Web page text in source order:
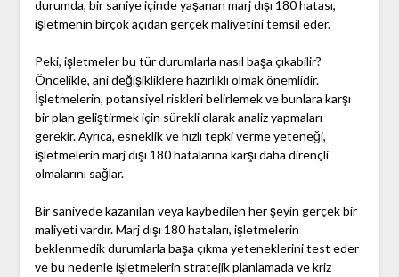
durumda, bir saniye içinde yaşanan marj dışı 180 hatası,
işletmenin birçok açıdan gerçek maliyetini temsil eder.
Peki, işletmeler bu tür durumlarla nasıl başa çıkabilir?
Öncelikle, ani değişikliklere hazırlıklı olmak önemlidir.
İşletmelerin, potansiyel riskleri belirlemek ve bunlara karşı
bir plan geliştirmek için sürekli olarak analiz yapmaları
gerekir. Ayrıca, esneklik ve hızlı tepki verme yeteneği,
işletmelerin marj dışı 180 hatalarına karşı daha dirençli
olmalarını sağlar.
Bir saniyede kazanılan veya kaybedilen her şeyin gerçek bir
maliyeti vardır. Marj dışı 180 hataları, işletmelerin
beklenmedik durumlarla başa çıkma yeteneklerini test eder
ve bu nedenle işletmelerin stratejik planlamada ve kriz